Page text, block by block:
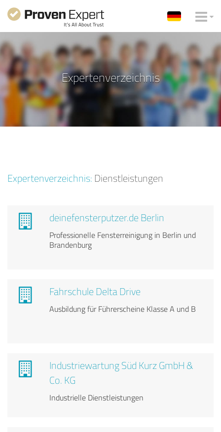
Expertenverzeichnis
Expertenverzeichnis: Dienstleistungen
deinefensterputzer.de Berlin
Professionelle Fensterreinigung in Berlin und
Brandenburg
Fahrschule Delta Drive
Ausbildung für Führerscheine Klasse A und B
Industriewartung Süd Kurz GmbH &
Co. KG
Industrielle Dienstleistungen